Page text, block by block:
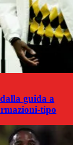
guida a
tipo